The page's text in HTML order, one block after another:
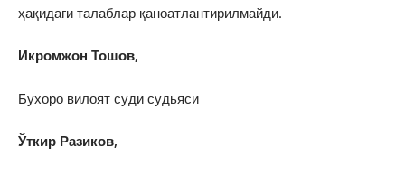
ҳақидаги талаблар қаноатлантирилмайди.
Икромжон Тошов,
Бухоро вилоят суди судьяси
Ўткир Разиков,